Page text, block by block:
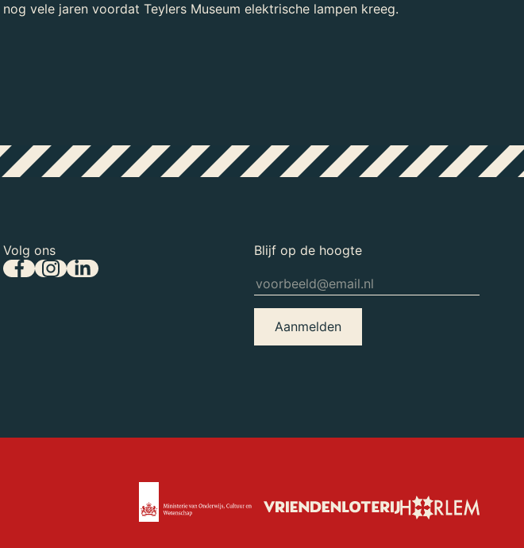
nog vele jaren voordat Teylers Museum elektrische lampen kreeg.
Volg ons Blijf op de hoogte
Aanmelden